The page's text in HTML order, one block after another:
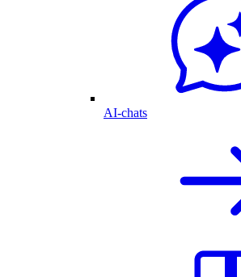
AI-chats